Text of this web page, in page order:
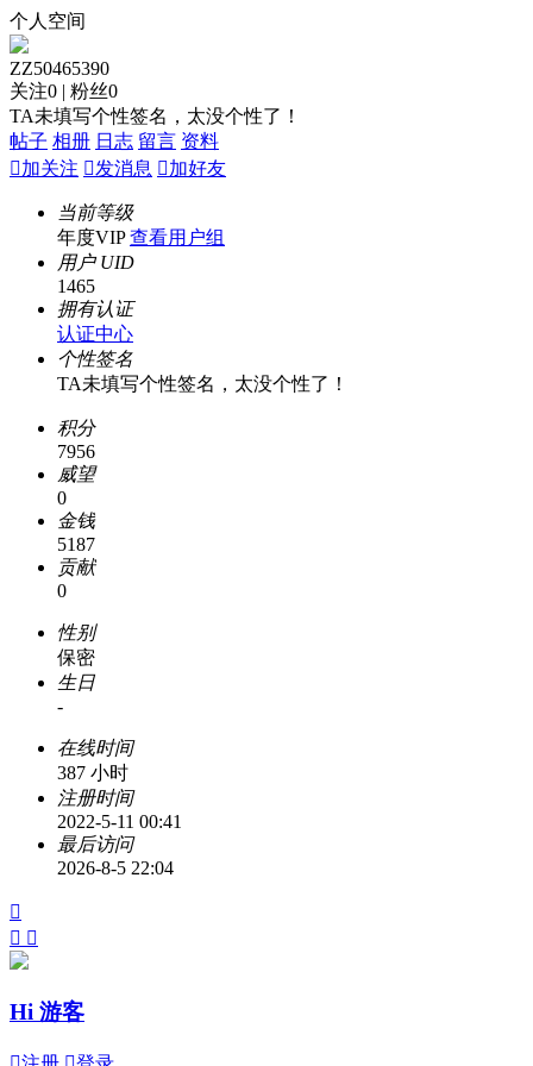
个人空间
ZZ50465390
关注0 | 粉丝0
TA未填写个性签名，太没个性了！
帖子 相册 日志 留言 资料
加关注 发消息 加好友
当前等级
年度VIP 查看用户组
用户 UID
1465
拥有认证
认证中心
个性签名
TA未填写个性签名，太没个性了！
积分
7956
威望
0
金钱
5187
贡献
0
性别
保密
生日
-
在线时间
387 小时
注册时间
2022-5-11 00:41
最后访问
2026-8-5 22:04

 
Hi 游客